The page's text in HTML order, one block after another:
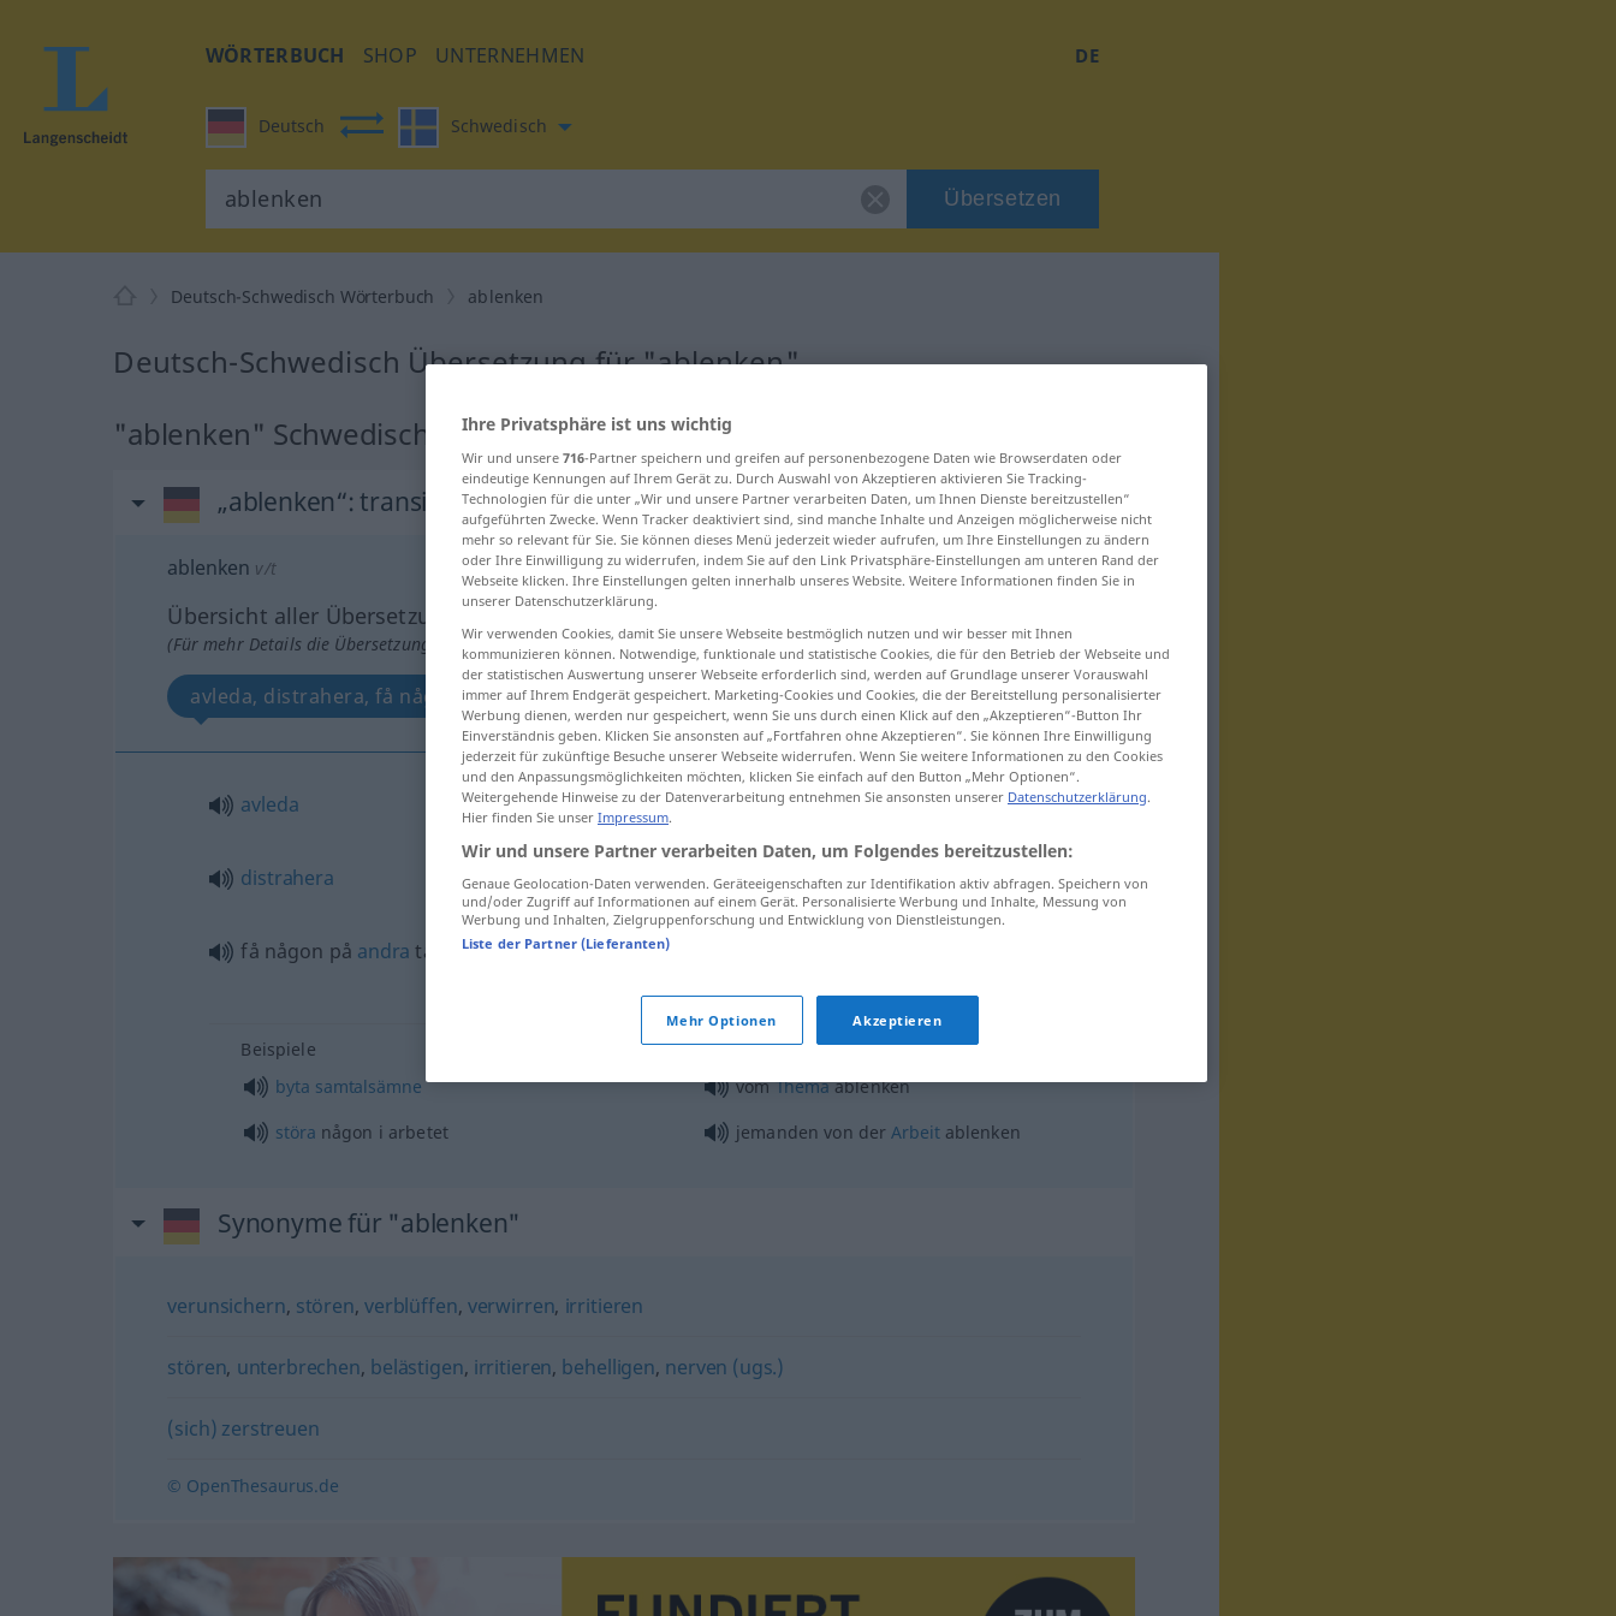
WÖRTERBUCH SHOP UNTERNEHMEN DE
Deutsch Schwedisch
Übersetzen
Deutsch-Schwedisch Wörterbuch ablenken
Deutsch-Schwedisch Übersetzung für "ablenken"
"ablenken" Schwedisch Übersetzung
„ablenken“: transitives Verb, transitives Zeitwort
ablenken v/t
Übersicht aller Übersetzungen
(Für mehr Details die Übersetzung anklicken/antippen)
avleda, distrahera, få någon på andra tankar
avleda ablenken
distrahera ablenken zerstreuen
få någon på andra tankar
bringen
Beispiele
byta samtalsämne vomThemaablenken
störa någon i arbetet jemanden von der Arbeitablenken
Synonyme für "ablenken"
verunsichern, stören,verblüffen, verwirren, irritieren
stören, unterbrechen, belästigen, irritieren, behelligen, nerven (ugs.)
(sich) zerstreuen
© OpenThesaurus.de
Ihre Privatsphäre ist uns wichtig
Wir und unsere 716-Partner speichern und greifen auf personenbezogene Daten wie Browserdaten oder
eindeutige Kennungen auf Ihrem Gerät zu. Durch Auswahl von Akzeptieren aktivieren Sie Tracking-
Technologien für die unter „Wir und unsere Partner verarbeiten Daten, um Ihnen Dienste bereitzustellen“
aufgeführten Zwecke. Wenn Tracker deaktiviert sind, sind manche Inhalte und Anzeigen möglicherweise nicht
mehr so relevant für Sie. Sie können dieses Menü jederzeit wieder aufrufen, um Ihre Einstellungen zu ändern
oder Ihre Einwilligung zu widerrufen, indem Sie auf den Link Privatsphäre-Einstellungen am unteren Rand der
Webseite klicken. Ihre Einstellungen gelten innerhalb unseres Website. Weitere Informationen finden Sie in
unserer Datenschutzerklärung.
Wir verwenden Cookies, damit Sie unsere Webseite bestmöglich nutzen und wir besser mit Ihnen
kommunizieren können. Notwendige, funktionale und statistische Cookies, die für den Betrieb der Webseite und
der statistischen Auswertung unserer Webseite erforderlich sind, werden auf Grundlage unserer Vorauswahl
immer auf Ihrem Endgerät gespeichert. Marketing-Cookies und Cookies, die der Bereitstellung personalisierter
Werbung dienen, werden nur gespeichert, wenn Sie uns durch einen Klick auf den „Akzeptieren“-Button Ihr
Einverständnis geben. Klicken Sie ansonsten auf „Fortfahren ohne Akzeptieren“. Sie können Ihre Einwilligung
jederzeit für zukünftige Besuche unserer Webseite widerrufen. Wenn Sie weitere Informationen zu den Cookies
und den Anpassungsmöglichkeiten möchten, klicken Sie einfach auf den Button „Mehr Optionen“.
Weitergehende Hinweise zu der Datenverarbeitung entnehmen Sie ansonsten unserer Datenschutzerklärung.
Hier finden Sie unser Impressum.
Wir und unsere Partner verarbeiten Daten, um Folgendes bereitzustellen:
Genaue Geolocation-Daten verwenden. Geräteeigenschaften zur Identifikation aktiv abfragen. Speichern von
und/oder Zugriff auf Informationen auf einem Gerät. Personalisierte Werbung und Inhalte, Messung von
Werbung und Inhalten, Zielgruppenforschung und Entwicklung von Dienstleistungen.
Liste der Partner (Lieferanten)
Mehr Optionen Akzeptieren